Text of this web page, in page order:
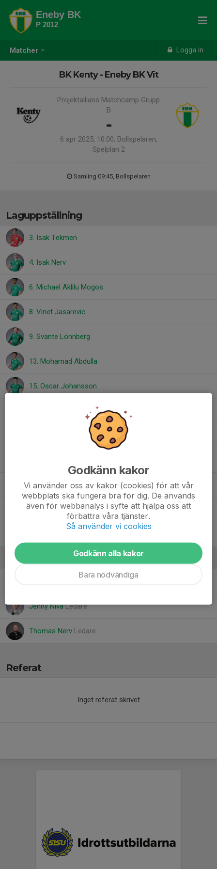
Matcher Logga in
Eneby BK
P 2012
BK Kenty - Eneby BK Vit
Projektallians Matchcamp Grupp
B
-
6 apr 2025, 10:00, Bollspelaren,
Spelplan 2
Samling 09:45, Bollspelaren
Laguppställning
3. Isak Tekmen
4. Isak Nerv
6. Michael Aklilu Mogos
8. Vinet Jasarevic
9. Svante Lönnberg
13. Mohamad Abdulla
15. Oscar Johansson
32. George Alshahin
36. Mattias Al-Sheltan
Ledare
Jenny NivaLedare
Thomas Nerv Ledare
Referat
Inget referat skrivet
Godkänn kakor
Vi använder oss av kakor (cookies) för att vår
webbplats ska fungera bra för dig. De används
även för webbanalys i syfte att hjälpa oss att
förbättra våra tjänster.
Så använder vi cookies
Godkänn alla kakor
Bara nödvändiga